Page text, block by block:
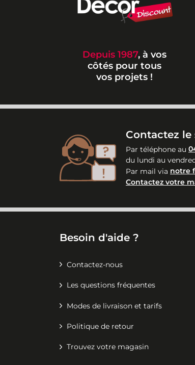
Depuis 1987, à vos
côtés pour tous
vos projets !
Contactez
Par téléphone au
du lundi au
Par mail via notre
Contactez votre
Besoin d'aide ?
Contactez-nous
Les questions fréquentes
Modes de livraison et tarifs
Politique de retour
Trouvez votre magasin